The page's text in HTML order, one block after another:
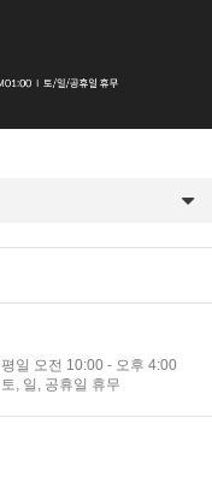
평일 오전 10:00 - 오후 4:00
토, 일, 공휴일 휴무